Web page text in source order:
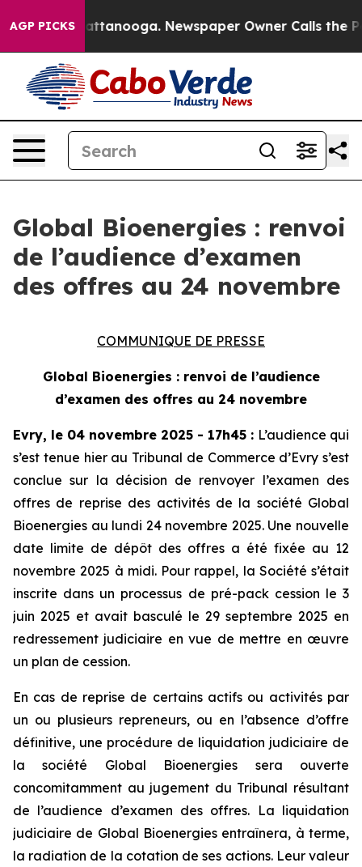
AGP PICKS
in Chattanooga. Newspaper Owner Calls the
Global Bioenergies : renvoi
de l’audience d’examen
des offres au 24 novembre
COMMUNIQUE DE PRESSE
Global Bioenergies : renvoi de l’audience
d’examen des offres au 24 novembre
Evry, le 04 novembre 2025 - 17h45 : L’audience qui
s’est tenue hier au Tribunal de Commerce d’Evry s’est
conclue sur la décision de renvoyer l’examen des
offres de reprise des activités de la société Global
Bioenergies au lundi 24 novembre 2025. Une nouvelle
date limite de dépôt des offres a été fixée au 12
novembre 2025 à midi. Pour rappel, la Société s’était
inscrite dans un processus de pré-pack cession le 3
juin 2025 et avait basculé le 29 septembre 2025 en
redressement judiciaire en vue de mettre en œuvre
un plan de cession.
En cas de reprise de certains actifs ou activités par
un ou plusieurs repreneurs, ou en l’absence d’offre
définitive, une procédure de liquidation judiciaire de
la société Global Bioenergies sera ouverte
concomitamment au jugement du Tribunal résultant
de l’audience d’examen des offres. La liquidation
judiciaire de Global Bioenergies entraînera, à terme,
la radiation de la cotation de ses actions. Leur valeur